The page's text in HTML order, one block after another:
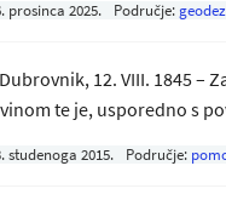
prosinca 2025. Područje:
12. VIII. 1845 –
te je, usporedno s
studenoga 2015. Područje: